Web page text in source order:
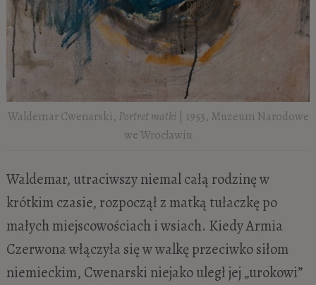
Waldemar Cwenarski, Portret matki| 1953, Muzeum Narodowe
we Wrocławiu
Waldemar, utraciwszy niemal całą rodzinę w
krótkim czasie, rozpoczął z matką tułaczkę po
małych miejscowościach i wsiach. Kiedy Armia
Czerwona włączyła się w walkę przeciwko siłom
niemieckim, Cwenarski niejako uległ jej „urokowi”